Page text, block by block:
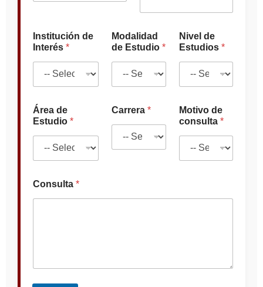
Institución de
Interés *
Modalidad
de Estudio*
Nivel de
Estudios *
Área de
Estudio *
Carrera*
Motivo de
consulta *
Consulta *